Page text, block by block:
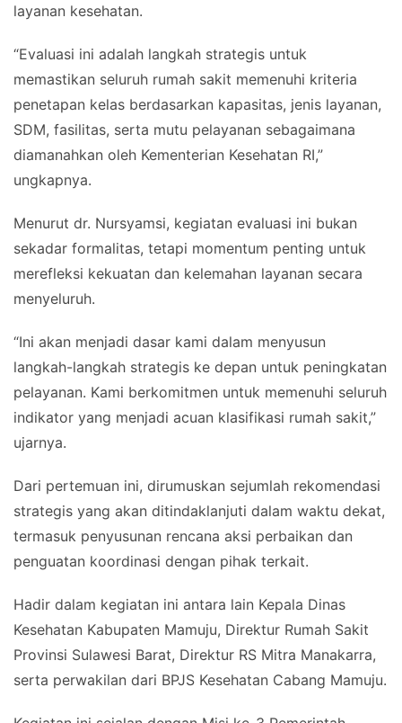
layanan kesehatan.
“Evaluasi ini adalah langkah strategis untuk
memastikan seluruh rumah sakit memenuhi kriteria
penetapan kelas berdasarkan kapasitas, jenis layanan,
SDM, fasilitas, serta mutu pelayanan sebagaimana
diamanahkan oleh Kementerian Kesehatan RI,”
ungkapnya.
Menurut dr. Nursyamsi, kegiatan evaluasi ini bukan
sekadar formalitas, tetapi momentum penting untuk
merefleksi kekuatan dan kelemahan layanan secara
menyeluruh.
“Ini akan menjadi dasar kami dalam menyusun
langkah-langkah strategis ke depan untuk peningkatan
pelayanan. Kami berkomitmen untuk memenuhi seluruh
indikator yang menjadi acuan klasifikasi rumah sakit,”
ujarnya.
Dari pertemuan ini, dirumuskan sejumlah rekomendasi
strategis yang akan ditindaklanjuti dalam waktu dekat,
termasuk penyusunan rencana aksi perbaikan dan
penguatan koordinasi dengan pihak terkait.
Hadir dalam kegiatan ini antara lain Kepala Dinas
Kesehatan Kabupaten Mamuju, Direktur Rumah Sakit
Provinsi Sulawesi Barat, Direktur RS Mitra Manakarra,
serta perwakilan dari BPJS Kesehatan Cabang Mamuju.